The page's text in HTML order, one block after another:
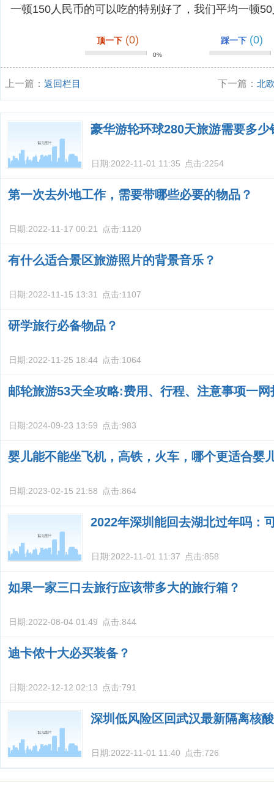
一顿150人民币的可以吃的特别好了，我们平均一顿
顶一下 (0)
0%
踩一下 (0)
上一篇： 返回栏目 下一篇：北
豪华游轮环球280天旅游需要多少
日期:2022-11-01 11:35 点击:2254
第一次去外地工作，需要带哪些必要的物品？
日期:2022-11-17 00:21 点击:1120
有什么适合景区旅游照片的背景音乐？
日期:2022-11-15 13:31 点击:1107
研学旅行必备物品？
日期:2022-11-25 18:44 点击:1064
邮轮旅游53天全攻略:费用、行程、注意事项一网
日期:2024-09-23 13:59 点击:983
婴儿能不能坐飞机，高铁，火车，哪个更适合婴
日期:2023-02-15 21:58 点击:864
2022年深圳能回去湖北过年吗：
日期:2022-11-01 11:37 点击:858
如果一家三口去旅行应该带多大的旅行箱？
日期:2022-08-04 01:49 点击:844
迪卡侬十大必买装备？
日期:2022-12-12 02:13 点击:791
深圳低风险区回武汉最新隔离核
日期:2022-11-01 11:40 点击:726